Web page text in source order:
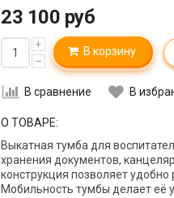
23 100 руб
+
–
В корзину
В сравнение В
О ТОВАРЕ:
Выкатная тумба для
хранения документов,
конструкция позволяет
Мобильность тумбы делает её